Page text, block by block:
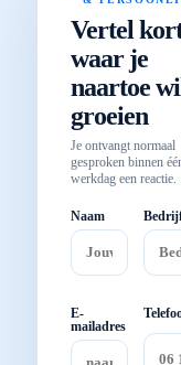
Vertel
waar je
naartoe
groeien
Je ontvangt normaal
gesproken binnen
werkdag een reactie.
Naam
E-
mailadres